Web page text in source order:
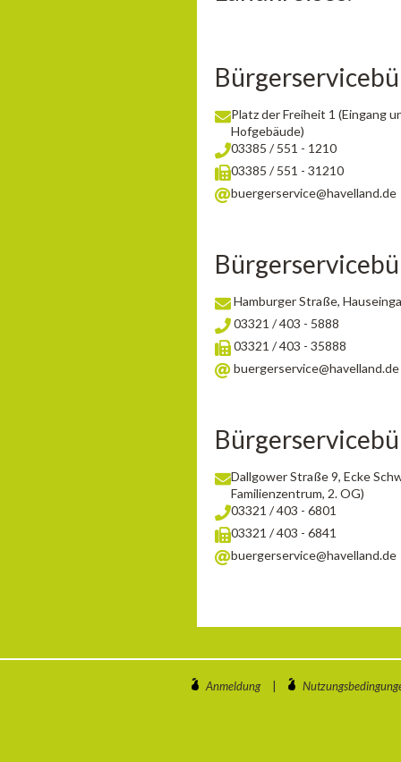
Platz der Freiheit 1 (Eingang
Hofgebäude)
03385 / 551 - 1210
03385 / 551 - 31210
buergerservice@havelland.de
Hamburger Straße,
03321 / 403 - 5888
03321 / 403 - 35888
buergerservice@havelland.de
Dallgower Straße 9, Ecke
Familienzentrum, 2. OG)
03321 / 403 - 6801
03321 / 403 - 6841
buergerservice@havelland.de
Anmeldung